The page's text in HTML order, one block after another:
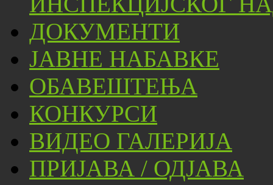
ДОКУМЕНТИ
ЈАВНЕ НАБАВКЕ
ОБАВЕШТЕЊА
КОНКУРСИ
ВИДЕО ГАЛЕРИЈА
ПРИЈАВА / ОДЈАВА